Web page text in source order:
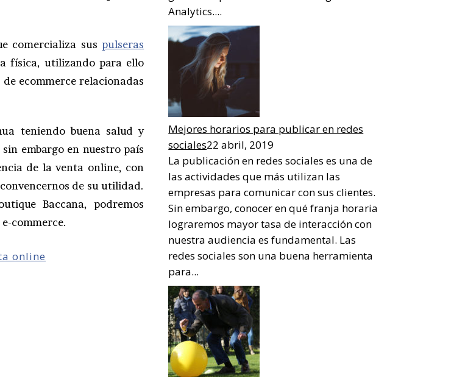
comercializa suspulseras
física, utilizando para ello
ecommerce relacionadas
teniendo buena salud y
embargo en nuestro país
de la venta online, con
de su utilidad.
Baccana, podremos
commerce.
online
Analytics....
Mejores horarios para publicar en redes
sociales22 abril, 2019
La publicación en redes sociales es una de
las actividades que más utilizan las
empresas para comunicar con sus clientes.
Sin embargo, conocer en qué franja horaria
lograremos mayor tasa de interacción con
nuestra audiencia es fundamental. Las
redes sociales son una buena herramienta
para...